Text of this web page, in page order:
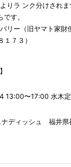
りラ ンク分けされま
す。
リー （旧ヤマト家財
１７３）
13:00〜17:00 水木
ナディッシュ 福井